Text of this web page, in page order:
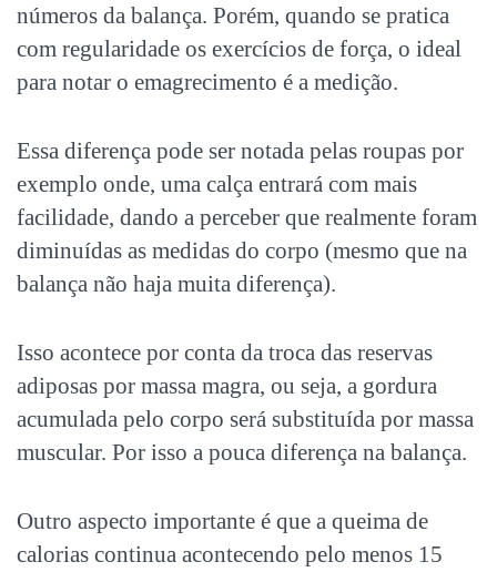
números da balança. Porém, quando se pratica
com regularidade os exercícios de força, o ideal
para notar o emagrecimento é a medição.
Essa diferença pode ser notada pelas roupas por
exemplo onde, uma calça entrará com mais
facilidade, dando a perceber que realmente foram
diminuídas as medidas do corpo (mesmo que na
balança não haja muita diferença).
Isso acontece por conta da troca das reservas
adiposas por massa magra, ou seja, a gordura
acumulada pelo corpo será substituída por massa
muscular. Por isso a pouca diferença na balança.
Outro aspecto importante é que a queima de
calorias continua acontecendo pelo menos 15